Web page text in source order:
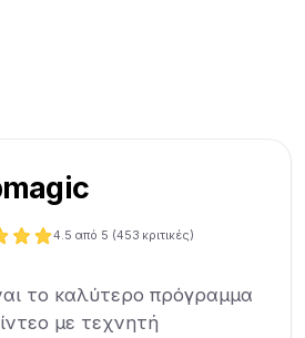
4.5 από 5 (453 κριτικές)
το καλύτερο πρόγραμμα
με τεχνητή